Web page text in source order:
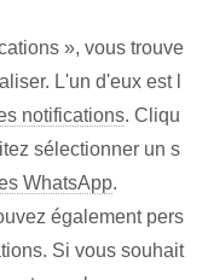
», vous trouve
L'un d'eux est l
notifications. Cliqu
sélectionner un s
WhatsApp.
également pers
Si vous souhait